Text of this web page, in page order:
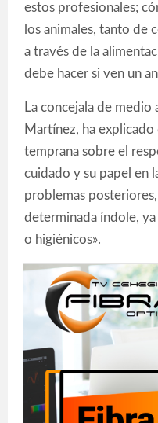
estos profesionales;
los animales, tanto de
a través de la
debe hacer si ven un
La concejala de medio
Martínez, ha explicado
temprana sobre el
cuidado y su papel en
problemas
determinada índole, ya
o higiénicos».